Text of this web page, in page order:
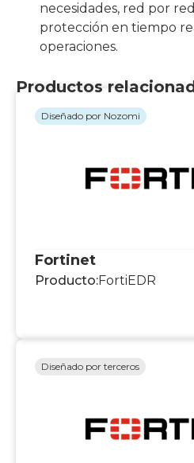
necesidades, red por
protección en tiempo
operaciones.
Productos
Fortinet
Producto:FortiEDR
Diseñado por Nozomi
Diseñado por terceros